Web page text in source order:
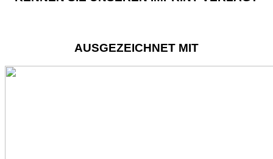
AUSGEZEICHNET MIT